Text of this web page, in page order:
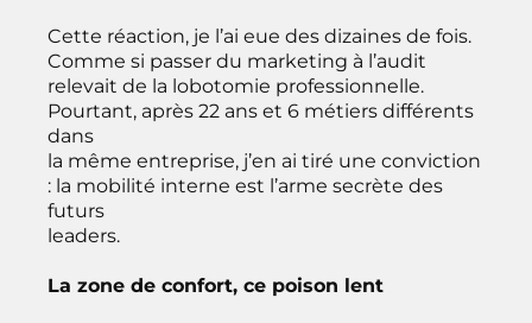
Cette réaction, je l’ai eue des dizaines de fois.
Comme si passer du marketing à l’audit
relevait de la lobotomie professionnelle.
Pourtant, après 22 ans et 6 métiers différents
dans
la même entreprise, j’en ai tiré une conviction
: la mobilité interne est l’arme secrète des
futurs
leaders.
La zone de confort, ce poison lent